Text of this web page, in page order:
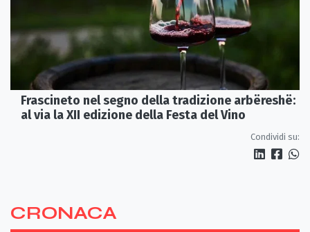
Frascineto nel segno della tradizione arbëreshë:
al via la XII edizione della Festa del Vino
Condividi su:
CRONACA